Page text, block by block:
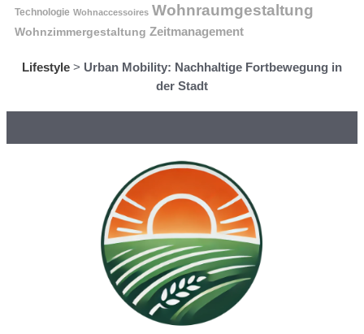
Technologie Wohnaccessoires Wohnraumgestaltung
Wohnzimmergestaltung Zeitmanagement
Lifestyle > Urban Mobility: Nachhaltige Fortbewegung in
der Stadt